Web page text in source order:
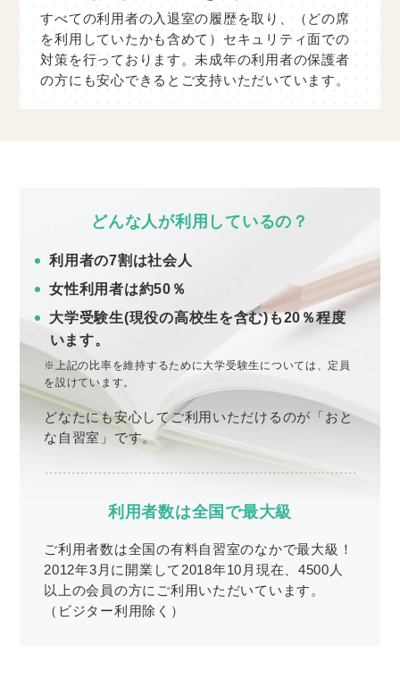
すべての利用者の入退室の履歴を取り、（どの席
を利用していたかも含めて）セキュリティ面での
対策を行っております。未成年の利用者の保護者
の方にも安心できるとご支持いただいています。
どんな人が利用しているの？
利用者の7割は社会人
女性利用者は約50％
大学受験生(現役の高校生を含む)も20％程度
います。
※上記の比率を維持するために大学受験生については、定員
を設けています。
どなたにも安心してご利用いただけるのが「おと
な自習室」です。
利用者数は全国で最大級
ご利用者数は全国の有料自習室のなかで最大級！
2012年3月に開業して2018年10月現在、4500人
以上の会員の方にご利用いただいています。
（ビジター利用除く）